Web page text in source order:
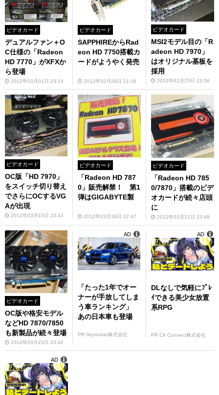
ビデオカード
デュアルファン＋O
C仕様の「Radeon
HD 7770」がXFXか
ら登場
2012年03月01日 23:14
ビデオカード
SAPPHIREからRad
eon HD 7750搭載カ
ードがようやく発売
2012年02月29日 21:16
ビデオカード
MSI2モデル目の「R
adeon HD 7970」
はオリジナル基板を
採用
2012年02月25日 23:56
ビデオカード
OC版「HD 7970」
をスイッチ切り替え
でさらにOCするVG
Aが出現
2012年03月15日 23:43
ビデオカード
「Radeon HD 787
0」販売解禁！ 第1
弾はGIGABYTE製
2012年03月19日 22:47
ビデオカード
「Radeon HD 785
0/7870」搭載のビデ
オカードが続々店頭
に
2012年03月21日 23:48
ビデオカード
OC版や格安モデル
などHD 7870/7850
も新製品が続々登場
2012年03月23日 23:42
「たった1年でオー
ナーが手放してしま
う車ランキング」
あの日本車も登場
PR Skyrocket株式会社
AD
DLなしで気軽にﾌﾟﾚ
ｲできる美少女放置
系RPG
PR C4 Connect株式会社
AD
AD